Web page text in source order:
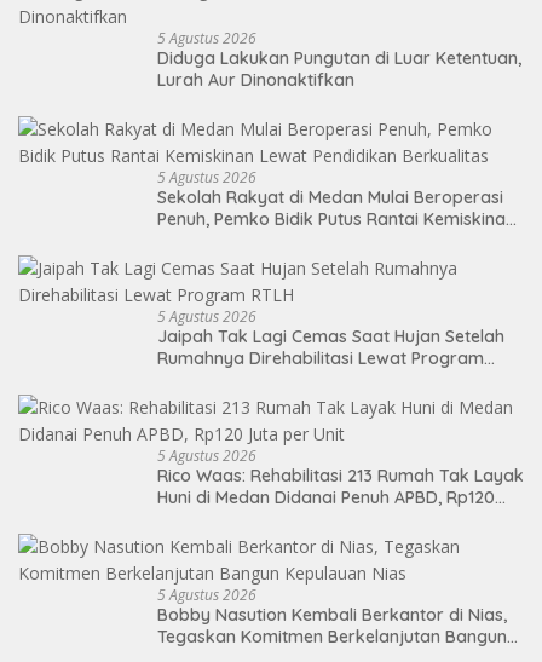
5 Agustus 2026
Diduga Lakukan Pungutan di Luar Ketentuan,
Lurah Aur Dinonaktifkan
5 Agustus 2026
Sekolah Rakyat di Medan Mulai Beroperasi
Penuh, Pemko Bidik Putus Rantai Kemiskinan
5 Agustus 2026
Jaipah Tak Lagi Cemas Saat Hujan Setelah
Rumahnya Direhabilitasi Lewat Program
5 Agustus 2026
Rico Waas: Rehabilitasi 213 Rumah Tak Layak
Huni di Medan Didanai Penuh APBD, Rp120
5 Agustus 2026
Bobby Nasution Kembali Berkantor di Nias,
Tegaskan Komitmen Berkelanjutan Bangun